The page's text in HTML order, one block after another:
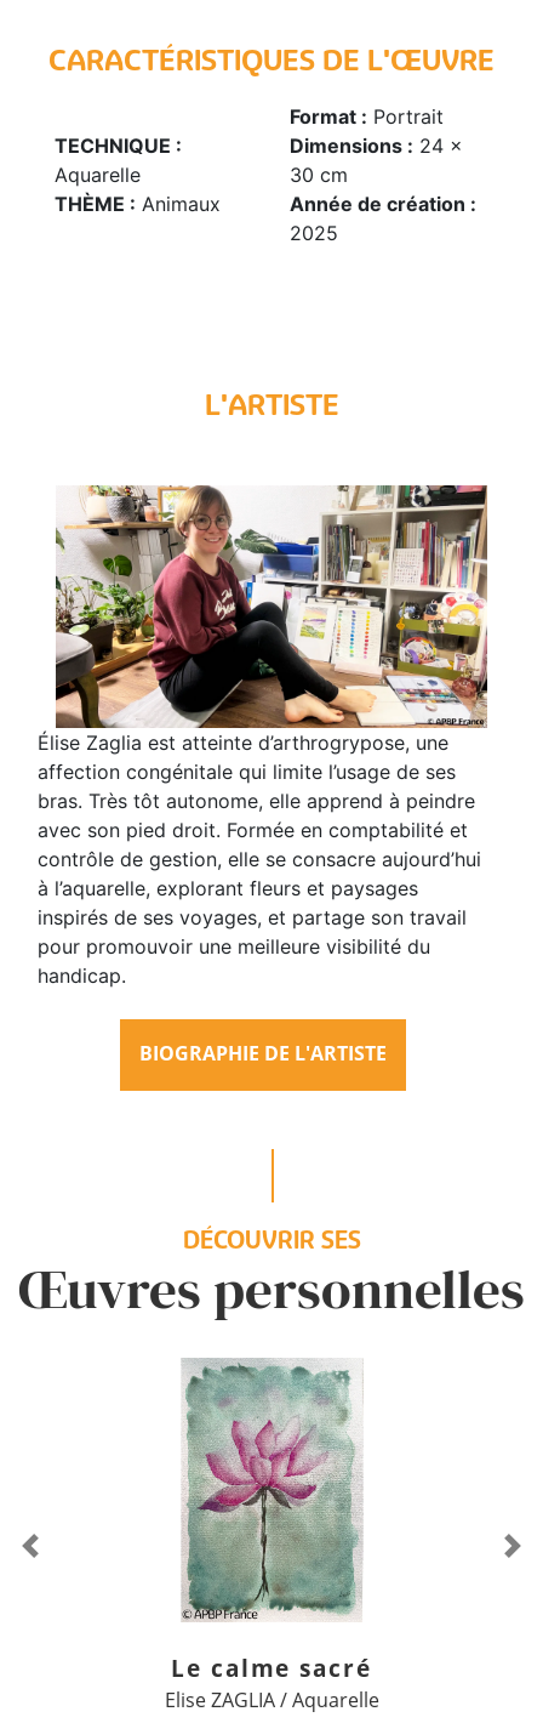
CARACTÉRISTIQUES DE L'ŒUVRE
TECHNIQUE :
Aquarelle
THÈME : Animaux
Format : Portrait
Dimensions : 24 x
30 cm
Année de création :
2025
L'ARTISTE
Élise Zaglia est atteinte d’arthrogrypose, une
affection congénitale qui limite l’usage de ses
bras. Très tôt autonome, elle apprend à peindre
avec son pied droit. Formée en comptabilité et
contrôle de gestion, elle se consacre aujourd’hui
à l’aquarelle, explorant fleurs et paysages
inspirés de ses voyages, et partage son travail
pour promouvoir une meilleure visibilité du
handicap.
BIOGRAPHIE DE L'ARTISTE
DÉCOUVRIR SES
Œuvres personnelles
Le calme sacré
Elise ZAGLIA / Aquarelle
Previous